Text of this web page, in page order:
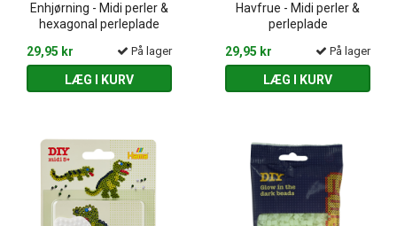
Enhjørning - Midi perler &
hexagonal perleplade
29,95 kr
På lager
LÆG I KURV
Havfrue - Midi perler &
perleplade
29,95 kr
På lager
LÆG I KURV